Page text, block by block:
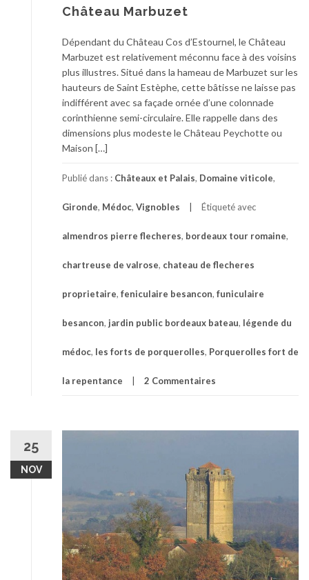
Château Marbuzet
Dépendant du Château Cos d’Estournel, le Château
Marbuzet est relativement méconnu face à des voisins
plus illustres. Situé dans la hameau de Marbuzet sur les
hauteurs de Saint Estèphe, cette bâtisse ne laisse pas
indifférent avec sa façade ornée d’une colonnade
corinthienne semi-circulaire. Elle rappelle dans des
dimensions plus modeste le Château Peychotte ou
Maison […]
Publié dans : Châteaux et Palais, Domaine viticole,
Gironde, Médoc, Vignobles Étiqueté avec
almendros pierre flecheres, bordeaux tour romaine,
chartreuse de valrose, chateau de flecheres
proprietaire, feniculaire besancon, funiculaire
besancon, jardin public bordeaux bateau, légende du
médoc, les forts de porquerolles, Porquerolles fort de
la repentance 2 Commentaires
25
NOV